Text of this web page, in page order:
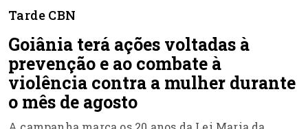
Tarde CBN
Goiânia terá ações voltadas à
prevenção e ao combate à
violência contra a mulher durante
o mês de agosto